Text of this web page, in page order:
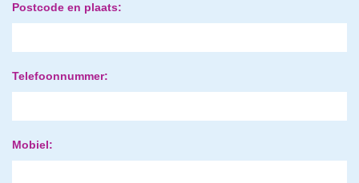
Postcode en plaats:
Telefoonnummer:
Mobiel: